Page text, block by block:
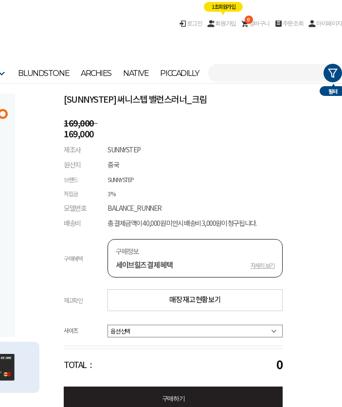
로그인 회원가입
1초 회원가입
장바구니
0
주문조회 마이페이지
BLUNDSTONE ARCHIES NATIVE PICCADILLY
필터
[SUNNYSTEP] 써니스텝 밸런스러너_크림
169,000
169,000
제조사
SUNNYSTEP
원산지
중국
브랜드
SUNNYSTEP
적립금
3%
모델번호
BALANCE_RUNNER
배송비
총 결제금액이 40,000원 미만시 배송비 3,000원이 청구됩니다.
구매혜택
구매정보
세이브힐즈 결제 혜택 자세히 보기
재고확인 매장 재고 현황 보기
사이즈
TOTAL : 0
구매하기